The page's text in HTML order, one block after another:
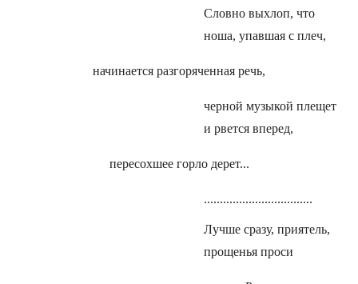
Словно выхлоп, что
ноша, упавшая с плеч,
начинается разгоряченная речь,
черной музыкой плещет
и рвется вперед,
пересохшее горло дерет...
..................................
Лучше сразу, приятель,
прощенья проси